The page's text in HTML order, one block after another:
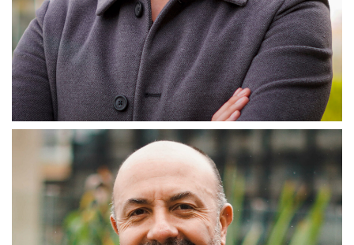
William Mojica
Coordinador de Emprendimiento
Asesorar y apoyar el diseño metodológico y el fortalecimiento
del programa Impacta Rural.